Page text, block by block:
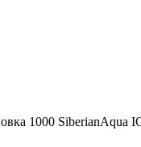
1000 SiberianAqua